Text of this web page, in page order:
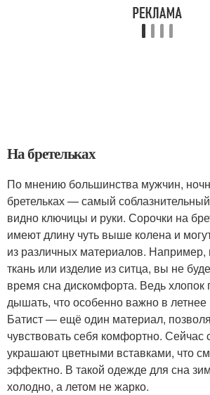
На бретельках
По мнению большинства мужчин,
бретельках — самый
видно ключицы и руки. Сорочки на
имеют длину чуть выше колена и
из различных материалов.
ткань или изделие из ситца, вы не
время сна дискомфорта. Ведь хлопок
дышать, что особенно важно в летнее
Батист — ещё один материал,
чувствовать себя комфортно. Сейчас
украшают цветными вставками, что
эффектно. В такой одежде для сна
холодно, а летом не жарко.